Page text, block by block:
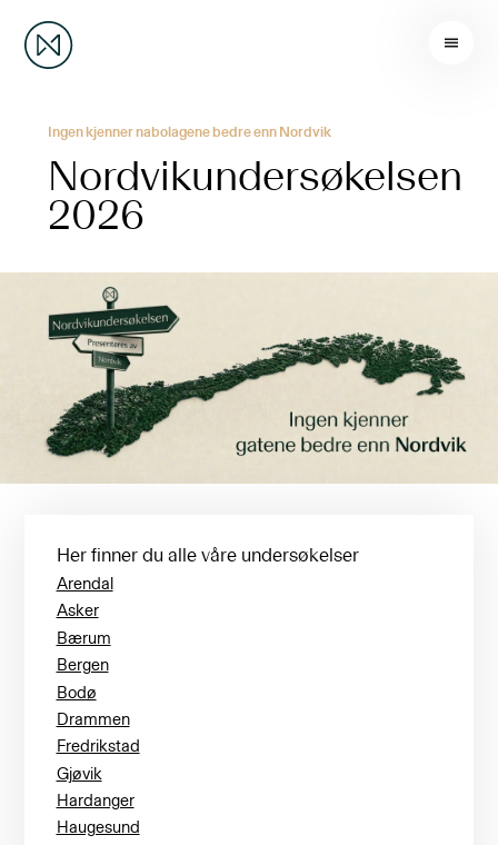
Nordvikundersøkelsen
2026
Ingen kjenner nabolagene bedre enn Nordvik
Her finner du alle våre undersøkelser
Arendal
Asker
Bærum
Bergen
Bodø
Drammen
Fredrikstad
Gjøvik
Hardanger
Haugesund